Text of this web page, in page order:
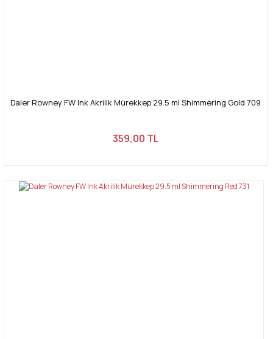
Daler Rowney FW Ink Akrilik Mürekkep 29.5 ml Shimmering Gold 709
359,00 TL